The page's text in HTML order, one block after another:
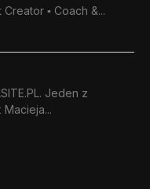
▪️ Coach &...
Jeden z